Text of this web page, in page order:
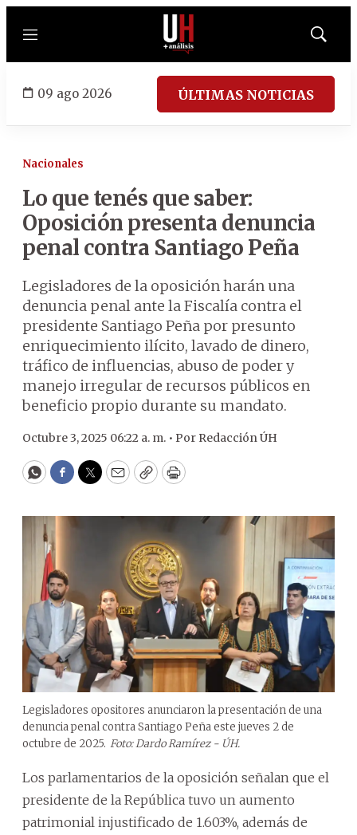
Menú
Mostrar
09 ago 2026 ÚLTIMAS NOTICIAS
Nacionales
Lo que tenés que saber:
Oposición presenta denuncia
penal contra Santiago Peña
Legisladores de la oposición harán una
denuncia penal ante la Fiscalía contra el
presidente Santiago Peña por presunto
enriquecimiento ilícito, lavado de dinero,
tráfico de influencias, abuso de poder y
manejo irregular de recursos públicos en
beneficio propio durante su mandato.
Octubre 3, 2025 06:22 a. m. • Por Redacción ÚH
WhatsApp
Facebook
Twitter
EmailCopyPrint
Legisladores opositores anunciaron la presentación de una
denuncia penal contra Santiago Peña este jueves 2 de
octubre de 2025. Foto: Dardo Ramírez - ÚH.
Los parlamentarios de la oposición señalan que el
presidente de la República tuvo un aumento
patrimonial injustificado de 1.603%, además de